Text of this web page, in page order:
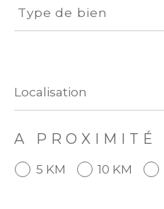
de
bien
Type de bien
A PROXIMITÉ
5 KM 10 KM